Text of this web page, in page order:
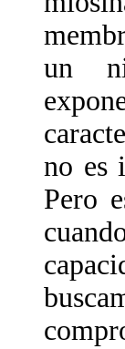
un
no es
Pero